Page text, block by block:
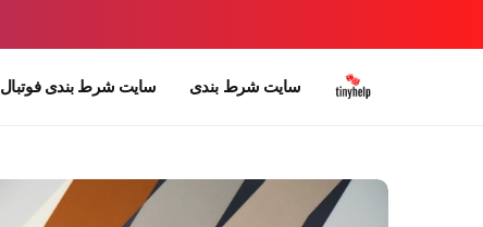
سایت شرط بندی سایت شرط بندی فوتبال